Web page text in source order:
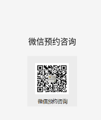
微信预约咨询